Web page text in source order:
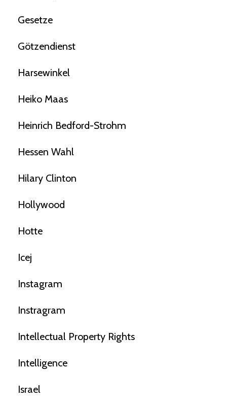
Gesetze
Götzendienst
Harsewinkel
Heiko Maas
Heinrich Bedford-Strohm
Hessen Wahl
Hilary Clinton
Hollywood
Hotte
Icej
Instagram
Instragram
Intellectual Property Rights
Intelligence
Israel